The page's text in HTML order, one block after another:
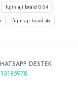
fujin aji braid 0.04
fujin aji braid 4x
DESTEK